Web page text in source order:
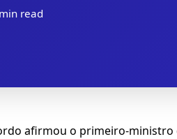
read
afirmou o primeiro-ministro